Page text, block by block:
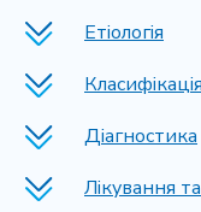
Етіологія
Діагностика
Лікування